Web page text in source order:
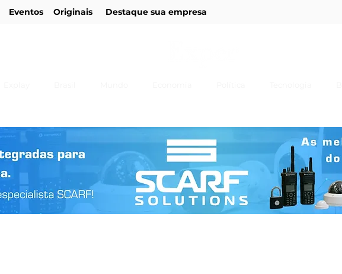
Eventos Originais Destaque sua empresa